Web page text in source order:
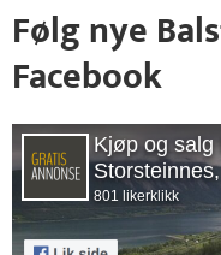
Følg nye
Facebook
Kjøp og salg
801 likerklikk